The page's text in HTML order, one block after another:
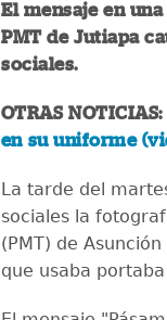
El mensaje en
PMT de Jutiapa
sociales.
OTRAS NOTICIAS:
en su uniforme
La tarde del
sociales la
(PMT) de
que usaba